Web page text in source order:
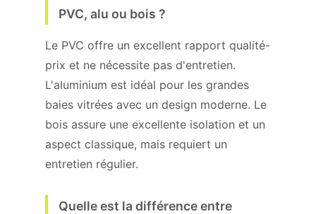
PVC, alu ou bois ?
Le PVC offre un excellent rapport qualité-
prix et ne nécessite pas d'entretien.
L'aluminium est idéal pour les grandes
baies vitrées avec un design moderne. Le
bois assure une excellente isolation et un
aspect classique, mais requiert un
entretien régulier.
Quelle est la différence entre